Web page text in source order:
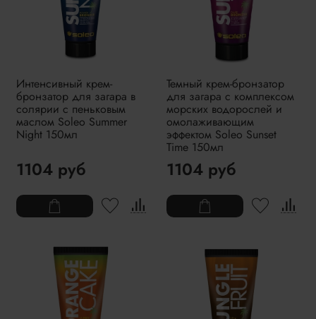
Интенсивный крем-
бронзатор для загара в
солярии с пеньковым
маслом Soleo Summer
Night 150мл
1104 руб
Темный крем-бронзатор
для загара с комплексом
морских водорослей и
омолаживающим
эффектом Soleo Sunset
Time 150мл
1104 руб